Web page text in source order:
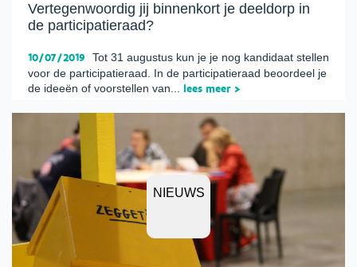
Vertegenwoordig jij binnenkort je deeldorp in
de participatieraad?
10/07/2019
Tot 31 augustus kun je je nog kandidaat stellen
voor de participatieraad. In de participatieraad beoordeel je
de ideeën of voorstellen van... lees meer >
NIEUWS